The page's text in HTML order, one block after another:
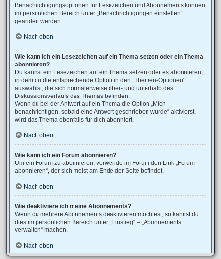
Benachrichtigungsoptionen für Lesezeichen und Abonnements können
im persönlichen Bereich unter „Benachrichtigungen einstellen“
geändert werden.
Nach oben
Wie kann ich ein Lesezeichen auf ein Thema setzen oder ein Thema
abonnieren?
Du kannst ein Lesezeichen auf ein Thema setzen oder es abonnieren,
in dem du die entsprechende Option in den „Themen-Optionen“
auswählst, die sich normalerweise ober- und unterhalb des
Diskussionsverlaufs des Themas befinden.
Wenn du bei der Antwort auf ein Thema die Option „Mich
benachrichtigen, sobald eine Antwort geschrieben wurde“ aktivierst,
wird das Thema ebenfalls für dich abonniert.
Nach oben
Wie kann ich ein Forum abonnieren?
Um ein Forum zu abonnieren, verwende im Forum den Link „Forum
abonnieren“, der sich meist am Ende der Seite befindet.
Nach oben
Wie deaktiviere ich meine Abonnements?
Wenn du mehrere Abonnements deaktivieren möchtest, so kannst du
dies im persönlichen Bereich unter „Einstieg“ – „Abonnements
verwalten“ machen.
Nach oben